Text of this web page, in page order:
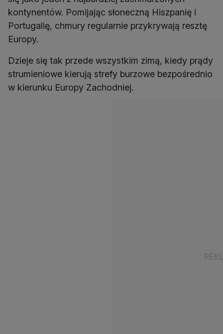
kontynentów. Pomijając słoneczną Hiszpanię i
Portugalię, chmury regularnie przykrywają resztę
Europy.
Dzieje się tak przede wszystkim zimą, kiedy prądy
strumieniowe kierują strefy burzowe bezpośrednio
w kierunku Europy Zachodniej.